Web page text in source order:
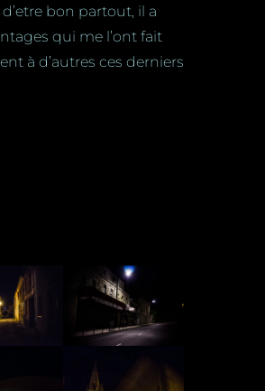
bon partout, il a
qui me l’ont fait
à d’autres ces derniers